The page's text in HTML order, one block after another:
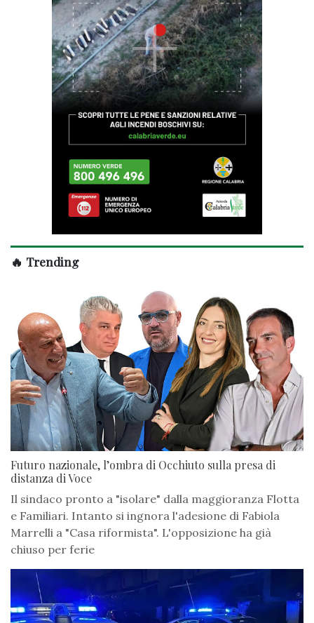
🔥 Trending
Futuro nazionale, l’ombra di Occhiuto sulla presa di
distanza di Voce
Il sindaco pronto a "isolare" dalla maggioranza Flotta
e Familiari. Intanto si ingnora l'adesione di Fabiola
Marrelli a "Casa riformista". L'opposizione ha già
chiuso per ferie